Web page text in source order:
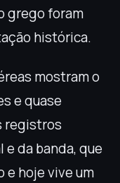
grego foram
histórica.
mostram o
e quase
registros
da banda, que
e hoje vive um